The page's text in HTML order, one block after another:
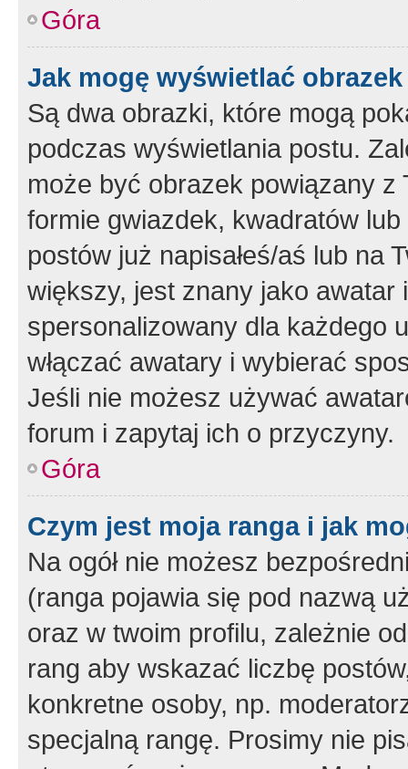
Góra
Jak mogę wyświetlać
Są dwa obrazki, które mogą
podczas wyświetlania postu.
może być obrazek powiązany z
formie gwiazdek, kwadratów
postów już napisałeś/aś lub na
większy, jest znany jako
spersonalizowany dla każdego
włączać awatary i wybierać
Jeśli nie możesz używać
forum i zapytaj ich o przyczyny.
Góra
Czym jest moja ranga i jak
Na ogół nie możesz
(ranga pojawia się pod nazwą
oraz w twoim profilu, zależnie
rang aby wskazać liczbę
konkretne osoby, np.
specjalną rangę. Prosimy nie